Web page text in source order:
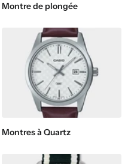
Montre de plongée
Montres à Quartz